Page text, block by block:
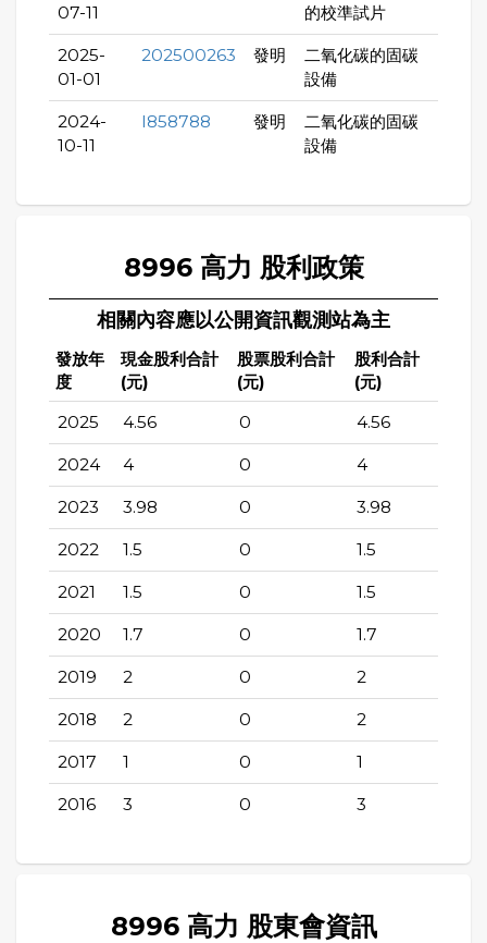
07-11
的校準試片
2025-
01-01
202500263 發明
二氧化碳的固碳
設備
2024-
10-11
I858788 發明
二氧化碳的固碳
設備
8996 高力 股利政策
相關內容應以公開資訊觀測站為主
發放年
度
現金股利合計
(元)
股票股利合計
(元)
股利合計
(元)
2025 4.56 0 4.56
2024 4 0 4
2023 3.98 0 3.98
2022 1.5 0 1.5
2021 1.5 0 1.5
2020 1.7 0 1.7
2019 2 0 2
2018 2 0 2
2017 1 0 1
2016 3 0 3
8996 高力 股東會資訊